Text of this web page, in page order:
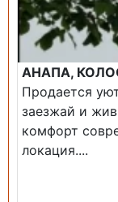
АНАПА,
Продается
заезжай и
комфорт
локация....